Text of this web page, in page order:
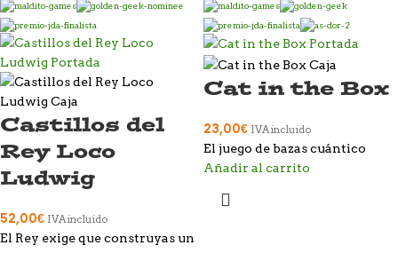
Castillos del
Rey Loco
Ludwig
52,00€ IVA incluido
El Rey exige que construyas un
Cat in the Box
23,00€ IVA incluido
El juego de bazas cuántico
Añadir al carrito